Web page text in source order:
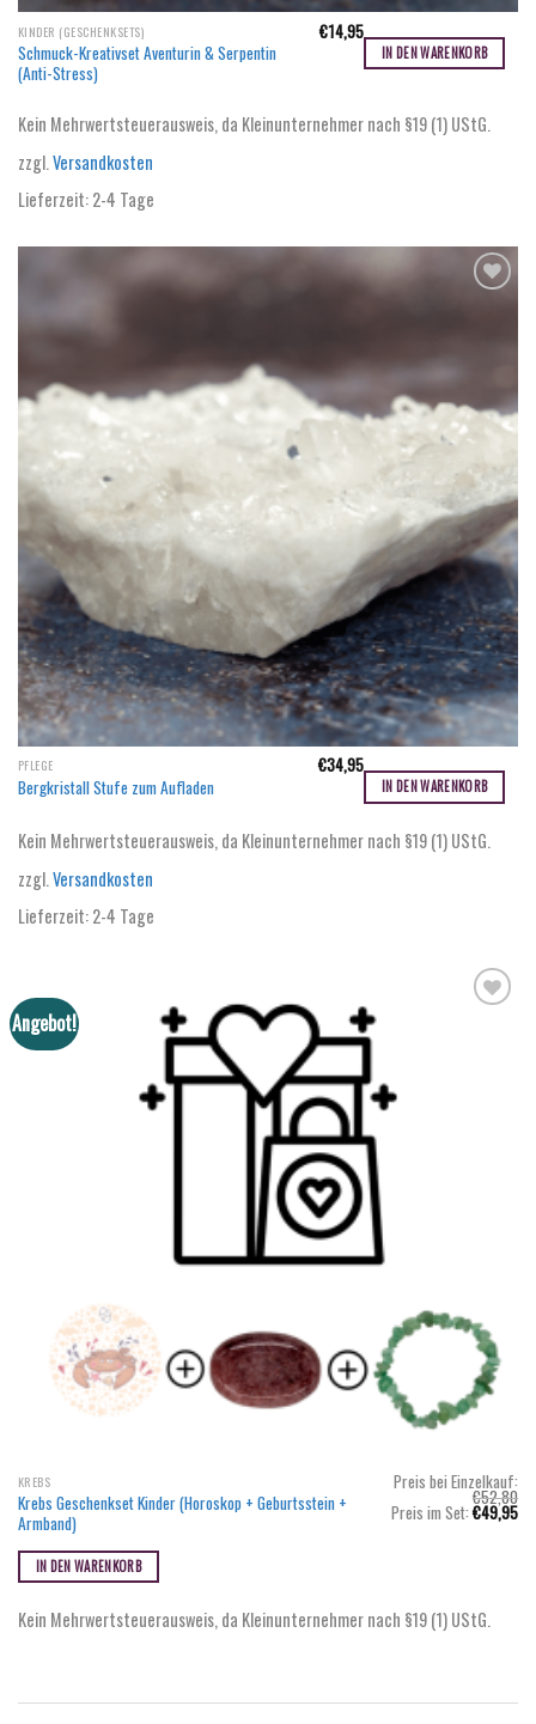
KINDER (GESCHENKSETS)
Schmuck-Kreativset Aventurin & Serpentin
(Anti-Stress)
€14,95
IN DEN WARENKORB
Kein Mehrwertsteuerausweis, da Kleinunternehmer nach §19 (1) UStG.
zzgl.Versandkosten
Lieferzeit:2-4 Tage
PFLEGE
Bergkristall Stufe zum Aufladen
€34,95
IN DEN WARENKORB
Kein Mehrwertsteuerausweis, da Kleinunternehmer nach §19 (1) UStG.
zzgl.Versandkosten
Lieferzeit:2-4 Tage
Angebot!
KREBS
Krebs Geschenkset Kinder (Horoskop + Geburtsstein +
Armband)
Preis bei Einzelkauf:
€52,80
Ursprünglicher
Preis
Preis im Set: €49,95
IN DEN WARENKORB
Kein Mehrwertsteuerausweis, da Kleinunternehmer nach §19 (1) UStG.